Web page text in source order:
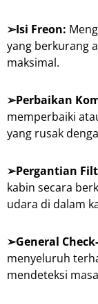
➢Isi Freon:
yang berkurang
maksimal.
➢Perbaikan
memperbaiki
yang rusak
➢Pergantian
kabin secara
udara di dalam
➢General
menyeluruh
mendeteksi